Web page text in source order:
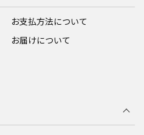
お支払方法について
お届けについて